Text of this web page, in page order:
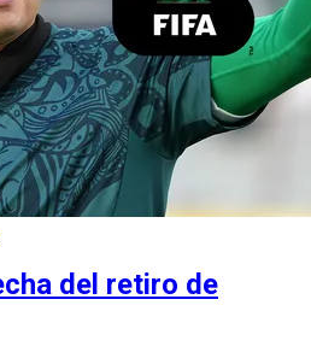
del retiro de